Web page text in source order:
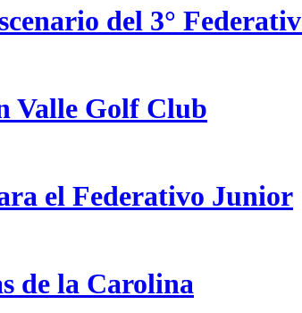
del 3°
Valle Golf Club
el Federativo Junior
de la Carolina